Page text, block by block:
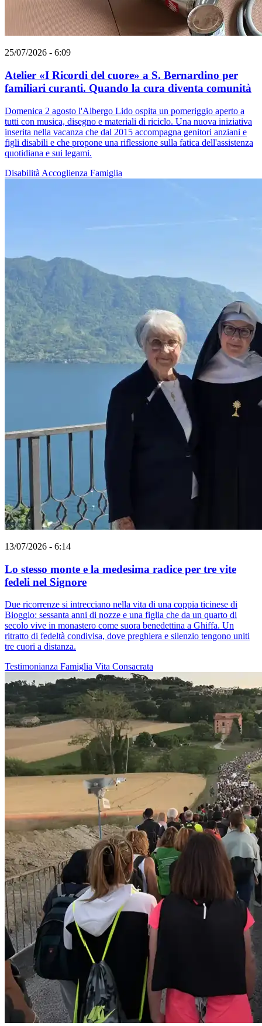
25/07/2026 - 6:09
Atelier «I Ricordi del cuore» a S. Bernardino per
familiari curanti. Quando la cura diventa comunità
Domenica 2 agosto l'Albergo Lido ospita un pomeriggio aperto a
tutti con musica, disegno e materiali di riciclo. Una nuova iniziativa
inserita nella vacanza che dal 2015 accompagna genitori anziani e
figli disabili e che propone una riflessione sulla fatica dell'assistenza
quotidiana e sui legami.
Disabilità Accoglienza Famiglia
13/07/2026 - 6:14
Lo stesso monte e la medesima radice per tre vite
fedeli nel Signore
Due ricorrenze si intrecciano nella vita di una coppia ticinese di
Bioggio: sessanta anni di nozze e una figlia che da un quarto di
secolo vive in monastero come suora benedettina a Ghiffa. Un
ritratto di fedeltà condivisa, dove preghiera e silenzio tengono uniti
tre cuori a distanza.
Testimonianza Famiglia Vita Consacrata